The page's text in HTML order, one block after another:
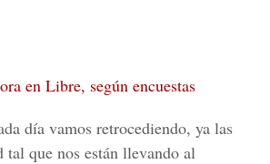
en Libre, según encuestas
día vamos retrocediendo, ya las
tal que nos están llevando al